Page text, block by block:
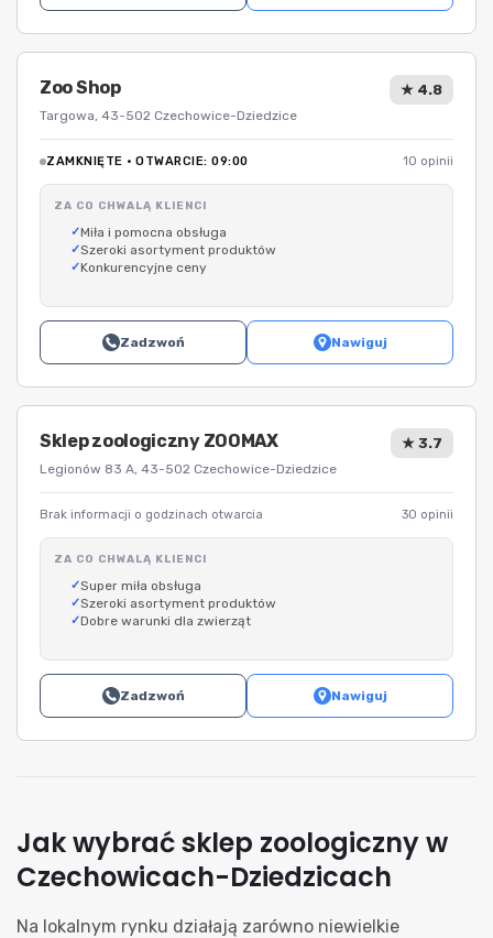
Zoo Shop
Targowa, 43-502 Czechowice-Dziedzice
★ 4.8
ZAMKNIĘTE · OTWARCIE: 09:00 10 opinii
ZA CO CHWALĄ KLIENCI
Miła i pomocna obsługa
Szeroki asortyment produktów
Konkurencyjne ceny
Zadzwoń Nawiguj
Sklep zoologiczny ZOOMAX
Legionów 83 A, 43-502 Czechowice-Dziedzice
★ 3.7
Brak informacji o godzinach otwarcia 30 opinii
ZA CO CHWALĄ KLIENCI
Super miła obsługa
Szeroki asortyment produktów
Dobre warunki dla zwierząt
Zadzwoń Nawiguj
Jak wybrać sklep zoologiczny w
Czechowicach-Dziedzicach
Na lokalnym rynku działają zarówno niewielkie